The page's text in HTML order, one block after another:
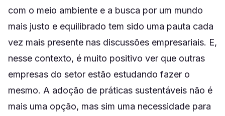
com o meio ambiente e a busca por um mundo
mais justo e equilibrado tem sido uma pauta cada
vez mais presente nas discussões empresariais. E,
nesse contexto, é muito positivo ver que outras
empresas do setor estão estudando fazer o
mesmo. A adoção de práticas sustentáveis não é
mais uma opção, mas sim uma necessidade para